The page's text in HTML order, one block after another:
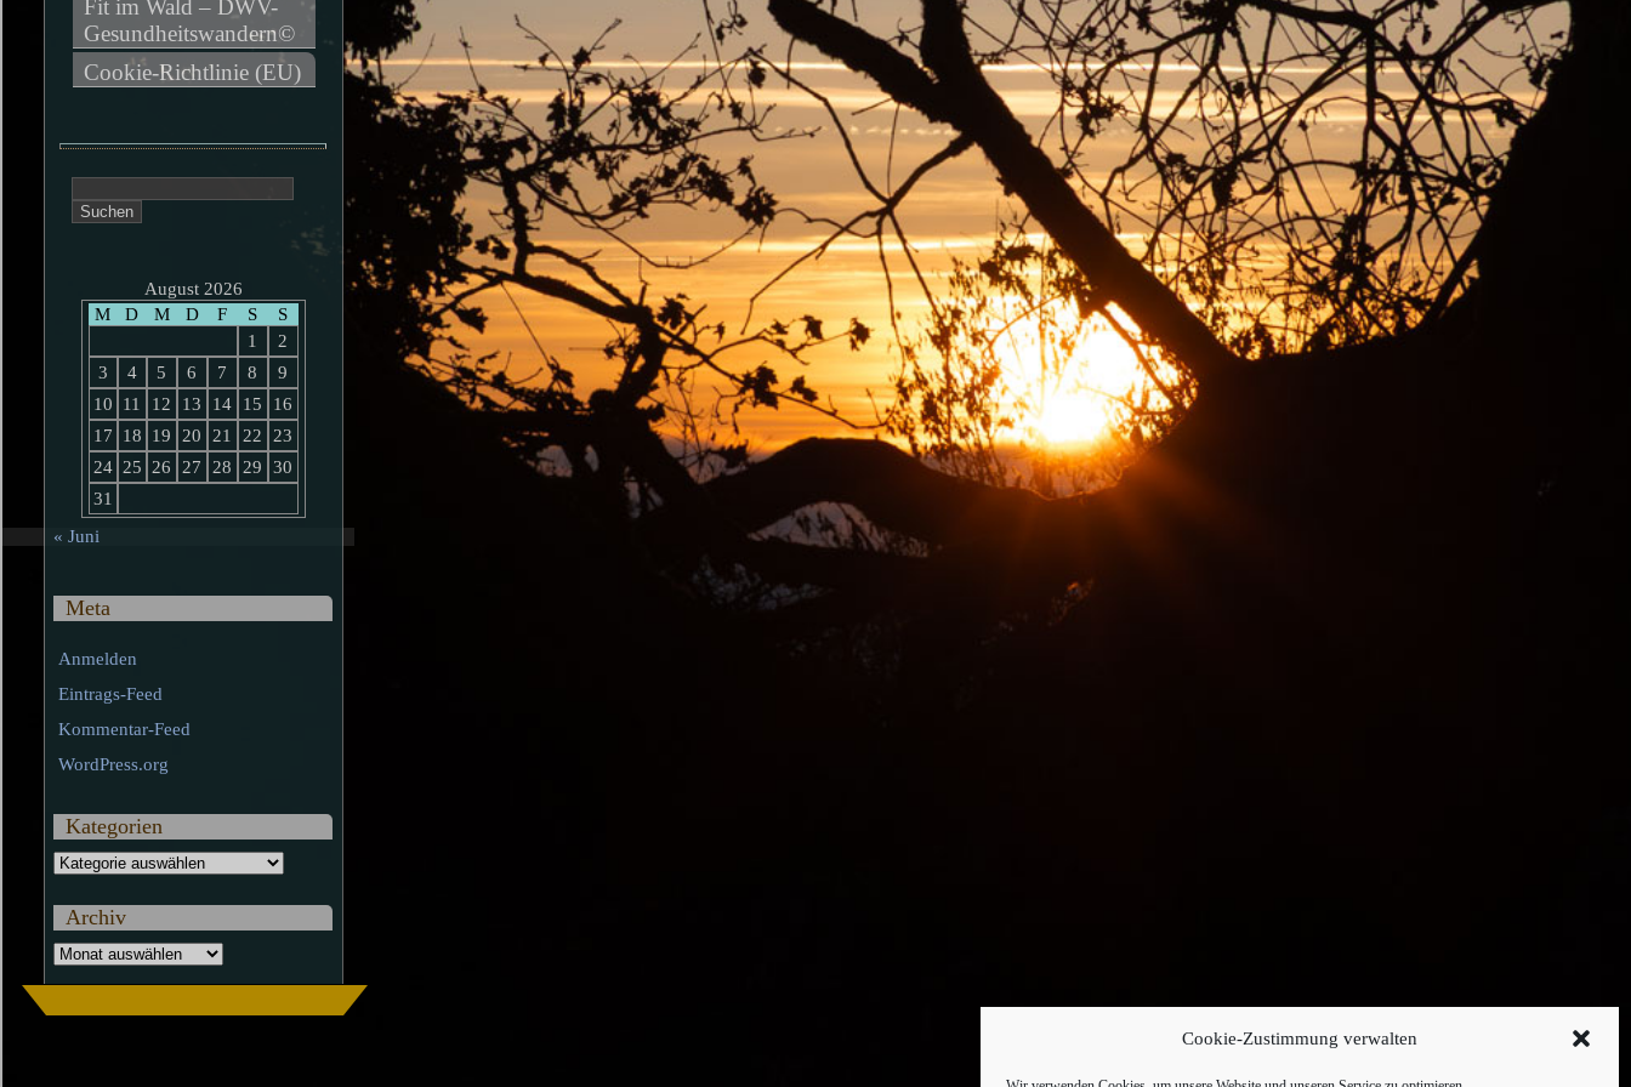
Cookie-Zustimmung verwalten
Fit im Wald – DWV-
Gesundheitswandern©
Cookie-Richtlinie (EU)
nach:
August 2026
M
D M D F S
S
1
2
3
4 5 6 7 8
9
10
11 12 13 14 15
16
17
18 19 20 21 22
23
24 25 26 27 28 29
30
31
« Juni
Meta
Anmelden
Eintrags-Feed
Kommentar-Feed
WordPress.org
Kategorien
Kategorien
Archiv
Archiv